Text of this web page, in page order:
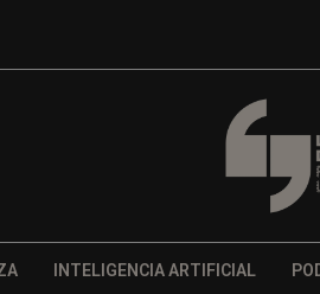
INTELIGENCIA ARTIFICIAL